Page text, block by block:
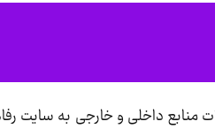
منابع داخلی و خارجی به سایت